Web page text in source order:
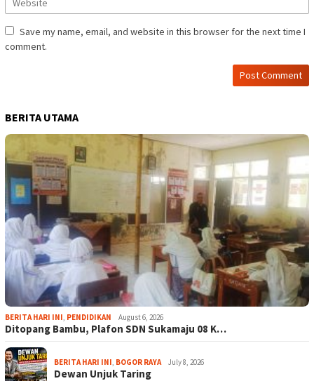
Save my name, email, and website in this browser for the next time I
comment.
BERITA UTAMA
BERITA HARI INI PENDIDIKAN August 6, 2026
Ditopang Bambu, Plafon SDN Sukamaju 08 K…
BERITA HARI INI BOGOR RAYA July 8, 2026
Dewan Unjuk Taring